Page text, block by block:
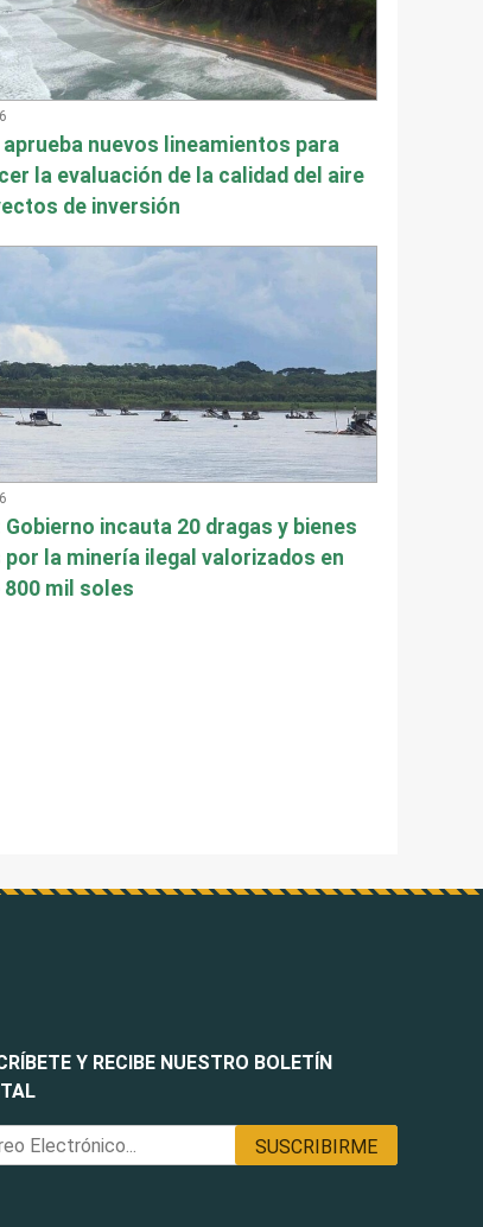
aprueba nuevos lineamientos para
la evaluación de la calidad del aire
de inversión
incauta 20 dragas y bienes
por la minería ilegal valorizados en
800 mil soles
Y RECIBE NUESTRO BOLETÍN